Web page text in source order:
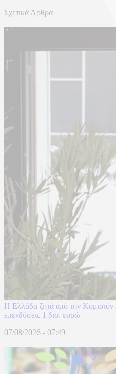
Σχετικά Άρθρα
Η Ελλάδα ζητά από την Κομισιόν
επενδύσεις 1 δισ. ευρώ
07/08/2026 - 07:49